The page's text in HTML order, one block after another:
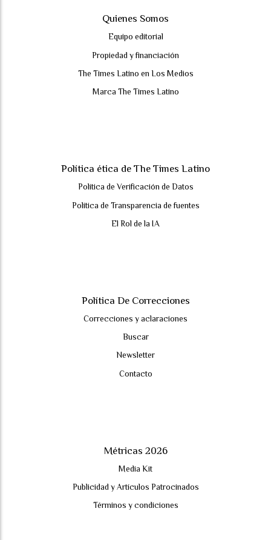
Quienes Somos
Equipo editorial
Propiedad y financiación
The Times Latino en Los Medios
Marca The Times Latino
Política ética de The Times Latino
Política de Verificación de Datos
Política de Transparencia de fuentes
El Rol de la IA
Política De Correcciones
Correcciones y aclaraciones
Buscar
Newsletter
Contacto
Métricas 2026
Media Kit
Publicidad y Artículos Patrocinados
Términos y condiciones